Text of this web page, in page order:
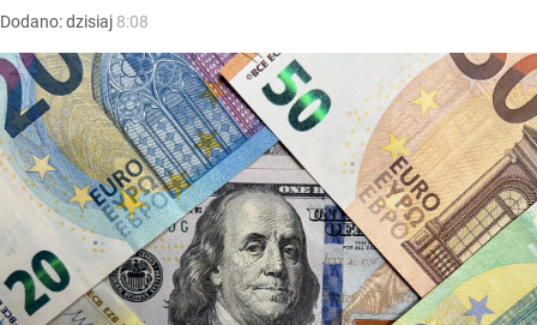
Dodano:dzisiaj 8:08